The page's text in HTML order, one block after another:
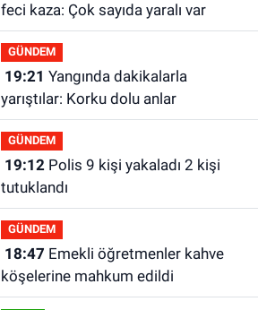
feci kaza: Çok sayıda yaralı var
GÜNDEM
19:21
yarıştılar: Korku dolu anlar
GÜNDEM
19:12Polis 9 kişi yakaladı 2 kişi
tutuklandı
GÜNDEM
18:47
köşelerine mahkum edildi